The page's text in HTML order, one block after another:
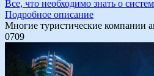
Все, что необходимо знать о
Подробное описание
Многие туристические компании
0709